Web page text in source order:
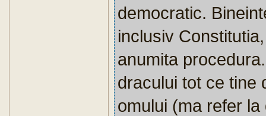
democratic.
inclusiv
anumita
dracului tot ce tine
omului (ma refer